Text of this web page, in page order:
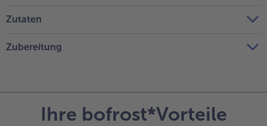
Zutaten
Zubereitung
Ihre bofrost*Vorteile